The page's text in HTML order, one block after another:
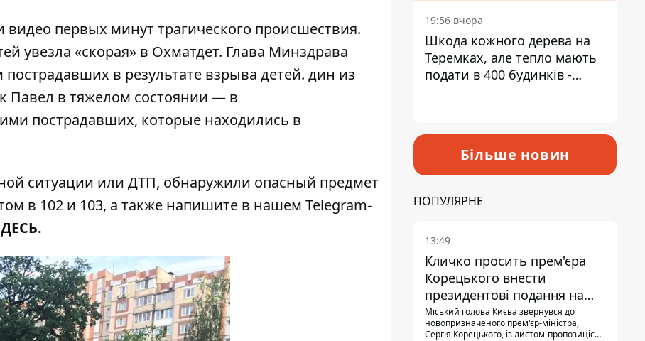
видео первых минут трагического происшествия.
увезла «скорая» в Охматдет. Глава Минздрава
пострадавших в результате взрыва детей. дин из
Павел в тяжелом состоянии — в
пострадавших, которые находились в
ситуации или ДТП, обнаружили опасный предмет
в 102 и 103, а также напишите в нашем Telegram-
.
19:56 вчора
Шкода кожного дерева на
Теремках, але тепло мають
подати в 400 будинків -
Більше новин
ПОПУЛЯРНЕ
13:49
Кличко просить прем'єра
Корецького внести
президентові подання на
звільнення володаря
Троєщини Бахматова
Міський голова Києва звернувся до
новопризначеного прем'єр-міністра,
Сергія Корецького, із листом-пропозицією